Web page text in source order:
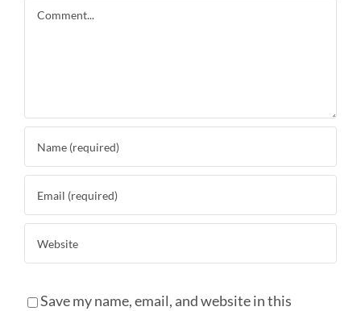
Comment
Save my name, email, and website in this